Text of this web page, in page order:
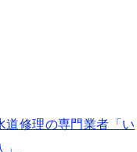
道修理の専門業者「い